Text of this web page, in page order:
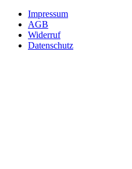
Impressum
AGB
Widerruf
Datenschutz